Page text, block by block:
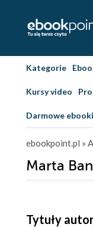
Kategorie
Kursy video
Darmowe ebooki
ebookpoint.pl »
Marta
Tytuły